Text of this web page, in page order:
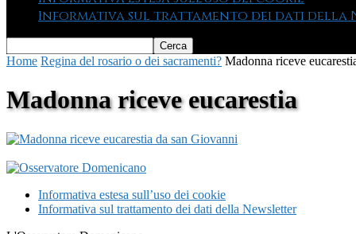
Informativa sul trattamento dei dati della
Home Regina del rosario o dei sacramenti? Madonna riceve
Madonna riceve eucarestia
Informativa estesa sull’uso dei cookie
Informativa sul trattamento dei dati della Newsletter